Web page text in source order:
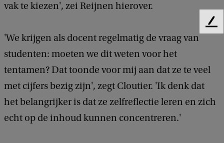
vak te kiezen', zei Reijnen hierover.
'We krijgen als docent regelmatig de vraag van
studenten: moeten we dit weten voor het
tentamen? Dat toonde voor mij aan dat ze te veel
met cijfers bezig zijn', zegt Cloutier. 'Ik denk dat
het belangrijker is dat ze zelfreflectie leren en zich
echt op de inhoud kunnen concentreren.'
F
k